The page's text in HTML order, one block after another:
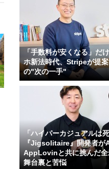
「手数料が安くなる」だ
ホ新法時代、Stripeが提
の"次の一手"
「ハイパーカジュアルは
『Jigsolitaire』開発者
AppLovinと共に挑んだ
舞台裏と苦悩